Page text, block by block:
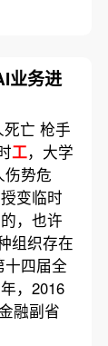
业务进
亡 枪手
工，大学
势危
变临时
，也许
组织存在
四届全
，2016
融副省